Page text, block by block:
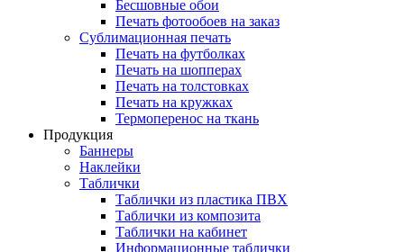
Бесшовные обои
Печать фотообоев на заказ
Сублимационная печать
Печать на футболках
Печать на шопперах
Печать на толстовках
Печать на кружках
Термоперенос на ткань
Продукция
Баннеры
Наклейки
Таблички
Таблички из пластика ПВХ
Таблички из композита
Таблички на кабинет
Информационные таблички